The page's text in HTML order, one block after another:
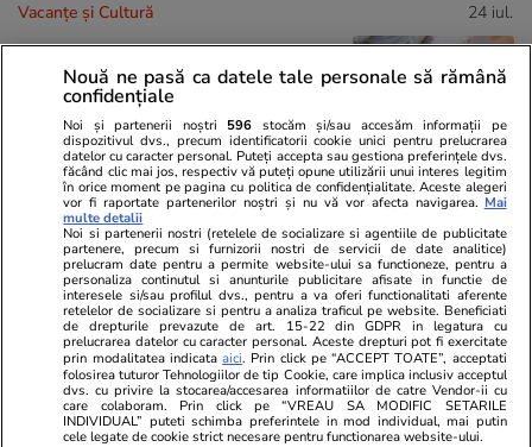
Vacanțe și Cultură 24 iul.
Cum să călătoreşti doar cu
bagajul de mână. Ghid pentru
eficientizarea spaţiului
Lifestyle 22 iul.
Cum păstrăm brânza fără să
mucegăiască
Nouă ne pasă ca datele tale personale să rămână
confidențiale
Noi și partenerii noștri 596 stocăm și/sau accesăm informații pe
dispozitivul dvs., precum identificatorii cookie unici pentru prelucrarea
datelor cu caracter personal. Puteți accepta sau gestiona preferințele dvs.
făcând clic mai jos, respectiv vă puteți opune utilizării unui interes legitim
în orice moment pe pagina cu politica de confidențialitate. Aceste alegeri
vor fi raportate partenerilor noștri și nu vă vor afecta navigarea. Mai
multe detalii
Noi si partenerii nostri (retelele de socializare si agentiile de publicitate
partenere, precum si furnizorii nostri de servicii de date analitice)
prelucram date pentru a permite website-ului sa functioneze, pentru a
personaliza continutul si anunturile publicitare afisate in functie de
interesele si/sau profilul dvs., pentru a va oferi functionalitati aferente
retelelor de socializare si pentru a analiza traficul pe website. Beneficiati
de drepturile prevazute de art. 15-22 din GDPR in legatura cu
prelucrarea datelor cu caracter personal. Aceste drepturi pot fi exercitate
prin modalitatea indicataaici. Prin click pe “ACCEPT TOATE”, acceptati
folosirea tuturor Tehnologiilor de tip Cookie, care implica inclusiv acceptul
dvs. cu privire la stocarea/accesarea informatiilor de catre Vendor-ii cu
care colaboram. Prin click pe “VREAU SA MODIFIC SETARILE
INDIVIDUAL” puteti schimba preferintele in mod individual, mai putin
cele legate de cookie strict necesare pentru functionarea website-ului.